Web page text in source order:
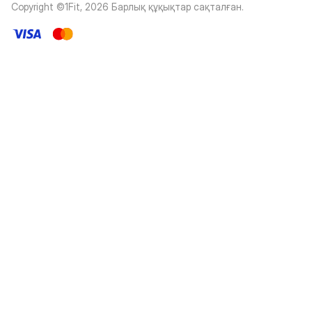
Copyright ©1Fit, 2026 Барлық құқықтар сақталған.